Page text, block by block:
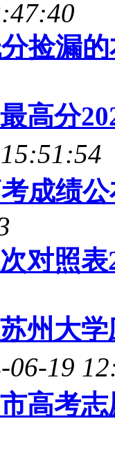
捡漏
高分
成绩
对照
州大
06-19
高考